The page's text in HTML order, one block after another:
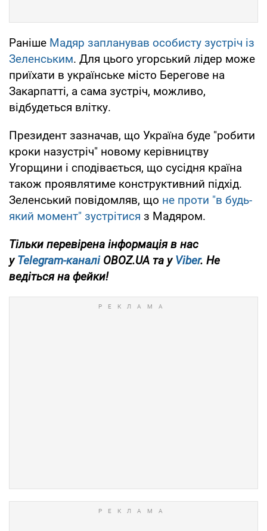
Раніше Мадяр запланував особисту зустріч із
Зеленським. Для цього угорський лідер може
приїхати в українське місто Берегове на
Закарпатті, а сама зустріч, можливо,
відбудеться влітку.
Президент зазначав, що Україна буде "робити
кроки назустріч" новому керівництву
Угорщини і сподівається, що сусідня країна
також проявлятиме конструктивний підхід.
Зеленський повідомляв, що не проти "в будь-
який момент" зустрітися з Мадяром.
Тільки перевірена інформація в нас
уTelegram-каналіOBOZ.UA та уViber. Не
ведіться на фейки!